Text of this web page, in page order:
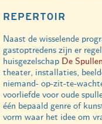
REPERTOIR
Naast de wisselende
gastoptredens zijn er
huisgezelschap De
theater, installaties,
niemand- op-zit-te-
voorliefde voor oude
één bepaald genre of
vorm waar het idee om